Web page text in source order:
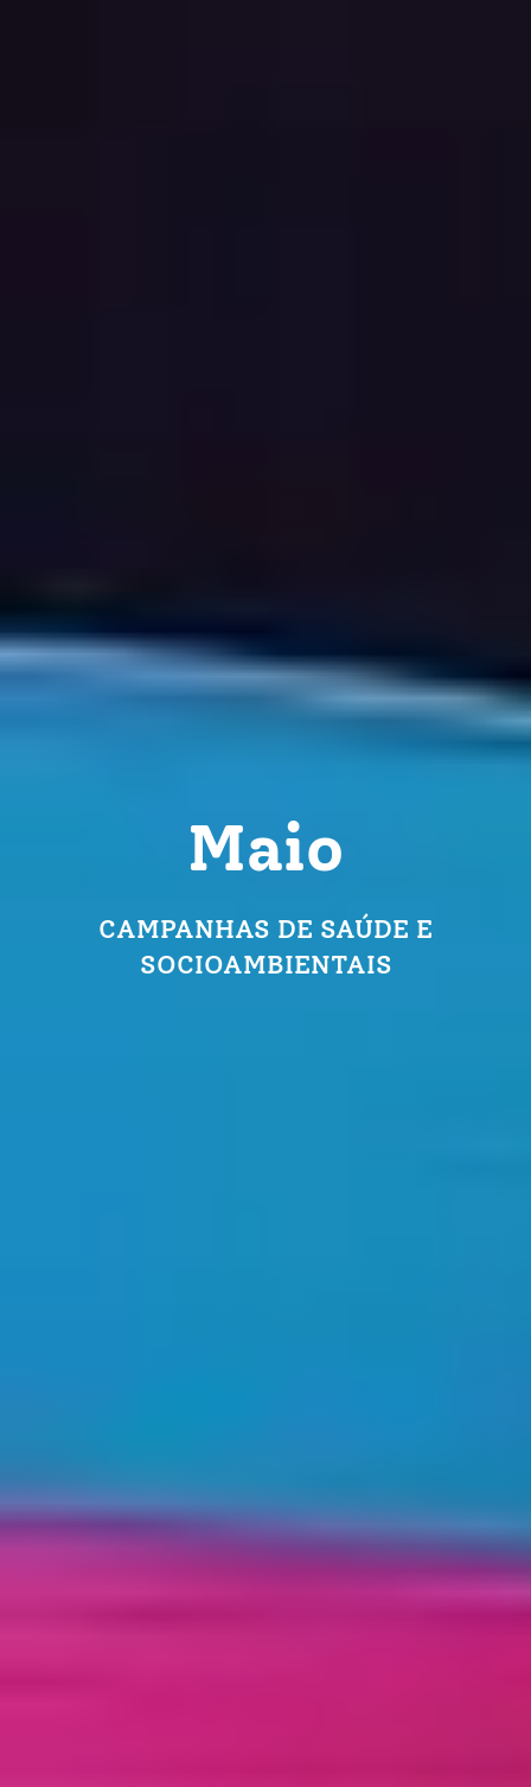
Maio
CAMPANHAS DE SAÚDE E
SOCIOAMBIENTAIS